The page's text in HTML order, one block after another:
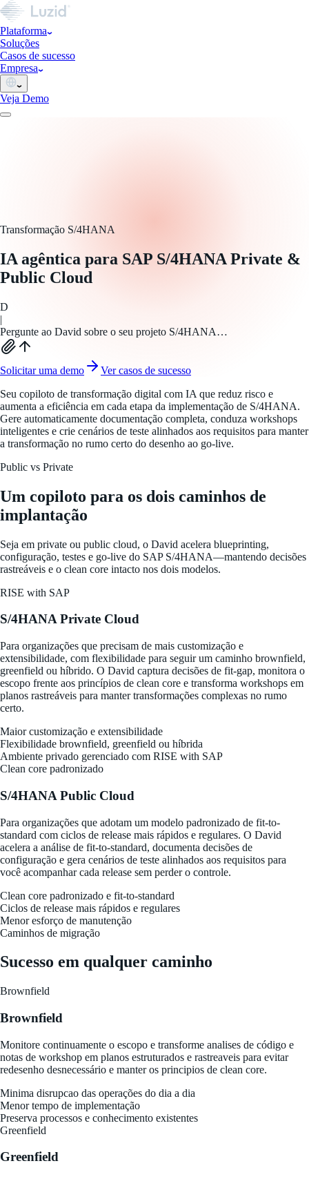
Plataforma
Soluções
Casos de sucesso
Empresa
Veja Demo
Transformação S/4HANA
IA agêntica para SAP S/4HANA Private &
Public Cloud
D
|
Pergunte ao David sobre o seu projeto S/4HANA…
Solicitar uma demo
Ver casos de sucesso
Seu copiloto de transformação digital com IA que reduz risco e
aumenta a eficiência em cada etapa da implementação de S/4HANA.
Gere automaticamente documentação completa, conduza workshops
inteligentes e crie cenários de teste alinhados aos requisitos para manter
a transformação no rumo certo do desenho ao go-live.
Public vs Private
Um copiloto para os dois caminhos de
implantação
Seja em private ou public cloud, o David acelera blueprinting,
configuração, testes e go-live do SAP S/4HANA—mantendo decisões
rastreáveis e o clean core intacto nos dois modelos.
RISE with SAP
S/4HANA Private Cloud
Para organizações que precisam de mais customização e
extensibilidade, com flexibilidade para seguir um caminho brownfield,
greenfield ou híbrido. O David captura decisões de fit-gap, monitora o
escopo frente aos princípios de clean core e transforma workshops em
planos rastreáveis para manter transformações complexas no rumo
certo.
Maior customização e extensibilidade
Flexibilidade brownfield, greenfield ou híbrida
Ambiente privado gerenciado com RISE with SAP
Clean core padronizado
S/4HANA Public Cloud
Para organizações que adotam um modelo padronizado de fit-to-
standard com ciclos de release mais rápidos e regulares. O David
acelera a análise de fit-to-standard, documenta decisões de
configuração e gera cenários de teste alinhados aos requisitos para
você acompanhar cada release sem perder o controle.
Clean core padronizado e fit-to-standard
Ciclos de release mais rápidos e regulares
Menor esforço de manutenção
Caminhos de migração
Sucesso em qualquer caminho
Brownfield
Brownfield
Monitore continuamente o escopo e transforme analises de código e
notas de workshop em planos estruturados e rastreaveis para evitar
redesenho desnecessário e manter os principios de clean core.
Minima disrupcao das operações do dia a dia
Menor tempo de implementação
Preserva processos e conhecimento existentes
Greenfield
Greenfield